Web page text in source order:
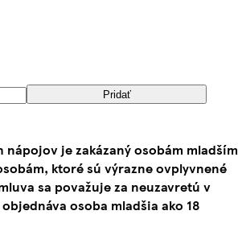
Pridať
nápojov je zakázaný osobám mladším
ktoré sú výrazne ovplyvnené
sa považuje za neuzavretú v
osoba mladšia ako 18